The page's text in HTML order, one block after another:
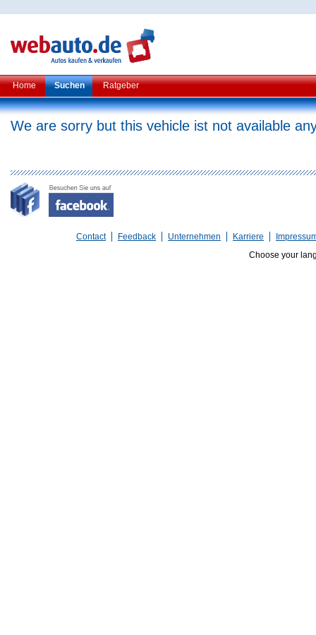
Home Suchen Ratgeber
We are sorry but this vehicle ist not available
Contact Feedback Unternehmen Karriere
Choose your